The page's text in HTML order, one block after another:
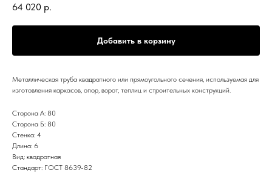
64 020 р.
Добавить в корзину
Металлическая труба квадратного или прямоугольного сечения, используемая для
изготовления каркасов, опор, ворот, теплиц и строительных конструкций.
Сторона А: 80
Сторона Б: 80
Стенка: 4
Длина: 6
Вид: квадратная
Стандарт: ГОСТ 8639-82